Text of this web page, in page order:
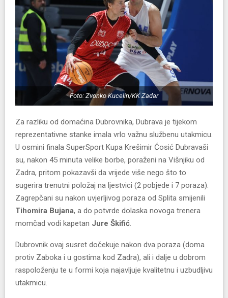
Foto: Zvonko Kucelin/KK Zadar
Za razliku od domaćina Dubrovnika, Dubrava je tijekom
reprezentativne stanke imala vrlo važnu službenu utakmicu.
U osmini finala SuperSport Kupa Krešimir Ćosić Dubravaši
su, nakon 45 minuta velike borbe, poraženi na Višnjiku od
Zadra, pritom pokazavši da vrijede više nego što to
sugerira trenutni položaj na ljestvici (2 pobjede i 7 poraza).
Zagrepčani su nakon uvjerljivog poraza od Splita smijenili
Tihomira Bujana, a do potvrde dolaska novoga trenera
momčad vodi kapetan Jure Škifić.
Dubrovnik ovaj susret dočekuje nakon dva poraza (doma
protiv Zaboka i u gostima kod Zadra), ali i dalje u dobrom
raspoloženju te u formi koja najavljuje kvalitetnu i uzbudljivu
utakmicu.